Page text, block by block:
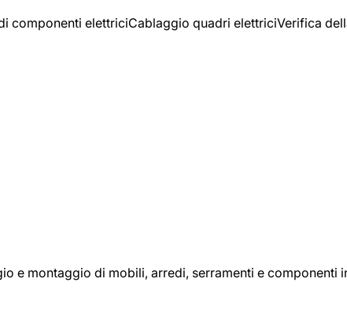
componenti elettriciCablaggio quadri elettriciVerifica
e montaggio di mobili, arredi, serramenti e componenti